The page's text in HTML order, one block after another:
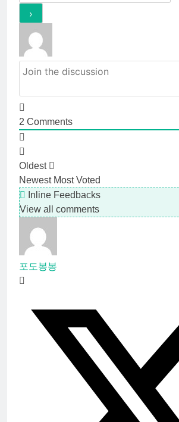
2 Comments
Oldest
Newest Most Voted
Inline Feedbacks
View all comments
포도봉봉